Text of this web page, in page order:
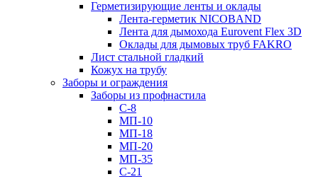
Герметизирующие ленты и оклады
Лента-герметик NICOBAND
Лента для дымохода Eurovent Flex 3D
Оклады для дымовых труб FAKRO
Лист стальной гладкий
Кожух на трубу
Заборы и ограждения
Заборы из профнастила
С-8
МП-10
МП-18
МП-20
МП-35
С-21